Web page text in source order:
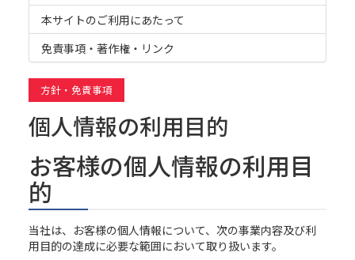
本サイトのご利用にあたって
免責事項・著作権・リンク
方針・免責事項
個人情報の利用目的
お客様の個人情報の利用目
的
当社は、お客様の個人情報について、次の事業内容及び利
用目的の達成に必要な範囲において取り扱います。